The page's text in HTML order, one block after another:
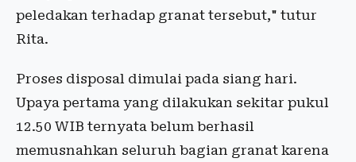
peledakan terhadap granat tersebut," tutur
Rita.
Proses disposal dimulai pada siang hari.
Upaya pertama yang dilakukan sekitar pukul
12.50 WIB ternyata belum berhasil
memusnahkan seluruh bagian granat karena